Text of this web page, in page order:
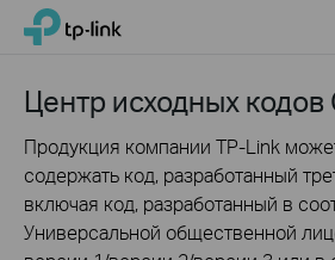
Click
navigation
TP-Link, Reliably Smart
Центр исходных кодов
Продукция компании TP-Link
содержать код, разработанный
включая код, разработанный в
Универсальной общественной